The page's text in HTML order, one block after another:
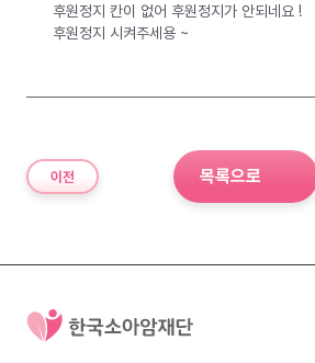
후원정지 칸이 없어 후원정지가 안되네요 !
후원정지 시켜주세용 ~
이전 목록으로